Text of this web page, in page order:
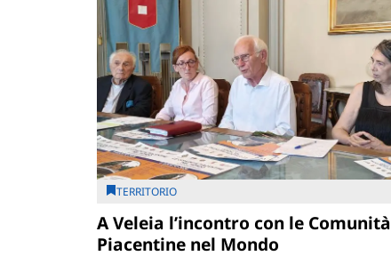
TERRITORIO
A Veleia l’incontro con le Comunità
Piacentine nel Mondo